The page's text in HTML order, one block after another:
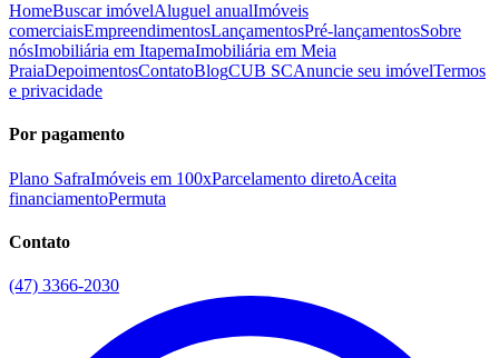
HomeBuscar imóvelAluguel anualImóveis
comerciaisEmpreendimentosLançamentosPré-lançamentosSobre
nósImobiliária em ItapemaImobiliária em Meia
PraiaDepoimentosContatoBlogCUB SCAnuncie seu imóvelTermos
e privacidade
Por pagamento
Plano SafraImóveis em 100xParcelamento diretoAceita
financiamentoPermuta
Contato
(47) 3366-2030